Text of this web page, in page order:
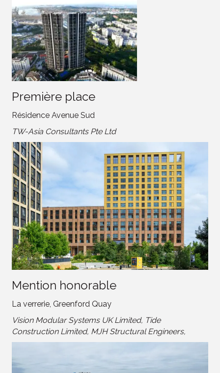
Première place
Résidence Avenue Sud
TW-Asia Consultants Pte Ltd
Mention honorable
La verrerie, Greenford Quay
Vision Modular Systems UK Limited, Tide
Construction Limited, MJH Structural Engineers,